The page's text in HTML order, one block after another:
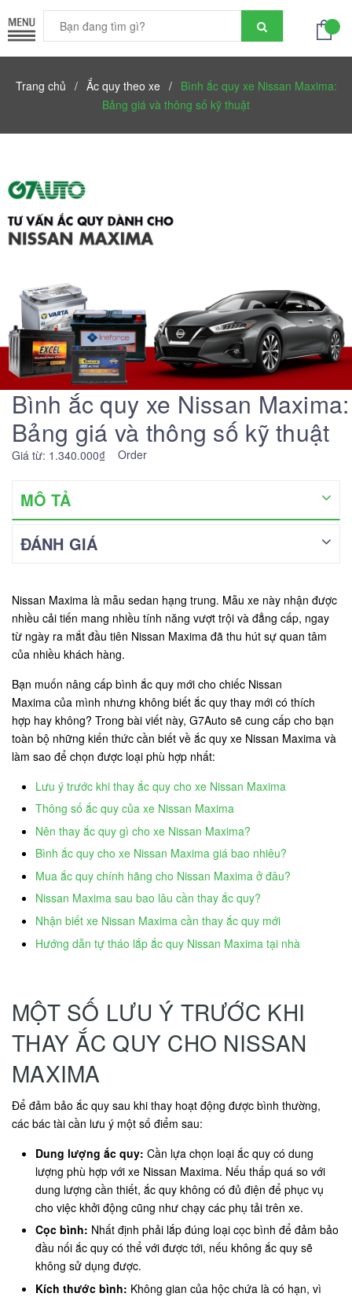
Trang chủ / Ắc quy theo xe / Bình ắc quy xe Nissan Maxima:
Bảng giá và thông số kỹ thuật
Bình ắc quy xe Nissan Maxima:
Bảng giá và thông số kỹ thuật
Giá từ: 1.340.000₫ Order
MÔ TẢ
ĐÁNH GIÁ
Nissan Maxima là mẫu sedan hạng trung. Mẫu xe này nhận được
nhiều cải tiến mang nhiều tính năng vượt trội và đẳng cấp, ngay
từ ngày ra mắt đầu tiên Nissan Maxima đã thu hút sự quan tâm
của nhiều khách hàng.
Bạn muốn nâng cấp bình ắc quy mới cho chiếc Nissan
Maxima của mình nhưng không biết ắc quy thay mới có thích
hợp hay không? Trong bài viết này, G7Auto sẽ cung cấp cho bạn
toàn bộ những kiến thức cần biết về ắc quy xe Nissan Maxima và
làm sao để chọn được loại phù hợp nhất:
Lưu ý trước khi thay ắc quy cho xe Nissan Maxima
Thông số ắc quy của xe Nissan Maxima
Nên thay ắc quy gì cho xe Nissan Maxima?
Bình ắc quy cho xe Nissan Maxima giá bao nhiêu?
Mua ắc quy chính hãng cho Nissan Maxima ở đâu?
Nissan Maxima sau bao lâu cần thay ắc quy?
Nhận biết xe Nissan Maxima cần thay ắc quy mới
Hướng dẫn tự tháo lắp ắc quy Nissan Maxima tại nhà
MỘT SỐ LƯU Ý TRƯỚC KHI
THAY ẮC QUY CHO NISSAN
MAXIMA
Để đảm bảo ắc quy sau khi thay hoạt động được bình thường,
các bác tài cần lưu ý một số điểm sau:
Dung lượng ắc quy: Cần lựa chọn loại ắc quy có dung
lượng phù hợp với xe Nissan Maxima. Nếu thấp quá so với
dung lượng cần thiết, ắc quy không có đủ điện để phục vụ
cho việc khởi động cũng như chạy các phụ tải trên xe.
Cọc bình: Nhất định phải lắp đúng loại cọc bình để đảm bảo
đầu nối ắc quy có thể với được tới, nếu không ắc quy sẽ
không sử dụng được.
Kích thước bình: Không gian của hộc chứa là có hạn, vì